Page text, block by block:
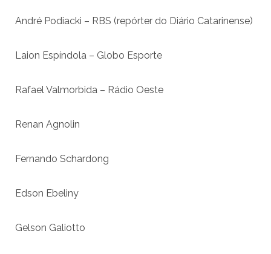
André Podiacki – RBS (repórter do Diário Catarinense)
Laion Espíndola – Globo Esporte
Rafael Valmorbida – Rádio Oeste
Renan Agnolin
Fernando Schardong
Edson Ebeliny
Gelson Galiotto